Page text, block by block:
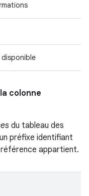
colonne
du tableau des
préfixe identifiant
appartient.